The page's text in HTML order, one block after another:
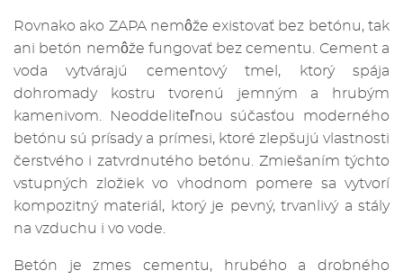
Rovnako ako ZAPA nemôže existovať bez betónu, tak
ani betón nemôže fungovať bez cementu. Cement a
voda vytvárajú cementový tmel, ktorý spája
dohromady kostru tvorenú jemným a hrubým
kamenivom. Neoddeliteľnou súčasťou moderného
betónu sú prísady a prímesi, ktoré zlepšujú vlastnosti
čerstvého i zatvrdnutého betónu. Zmiešaním týchto
vstupných zložiek vo vhodnom pomere sa vytvorí
kompozitný materiál, ktorý je pevný, trvanlivý a stály
na vzduchu i vo vode.
Betón je zmes cementu, hrubého a drobného